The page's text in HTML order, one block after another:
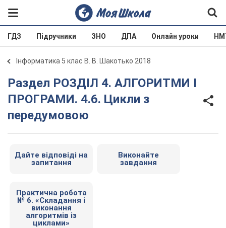
ГДЗ Підручники ЗНО ДПА Онлайн уроки
Інформатика 5 клас В. В. Шакотько 2018
Раздел РОЗДІЛ 4. АЛГОРИТМИ І
ПРОГРАМИ. 4.6. Цикли з
передумовою
Дайте відповіді на
запитання
Виконайте
завдання
Практична робота
№ 6. «Складання і
виконання
алгоритмів із
циклами»